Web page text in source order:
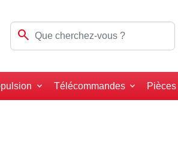
search
Télécommandes